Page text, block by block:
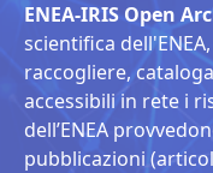
ENEA-IRIS Open
scientifica
raccogliere,
accessibili in rete i
dell’ENEA
pubblicazioni